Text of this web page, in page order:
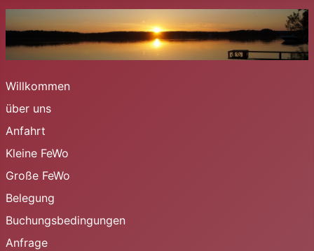
Willkommen
über uns
Anfahrt
Kleine FeWo
Große FeWo
Belegung
Buchungsbedingungen
Anfrage